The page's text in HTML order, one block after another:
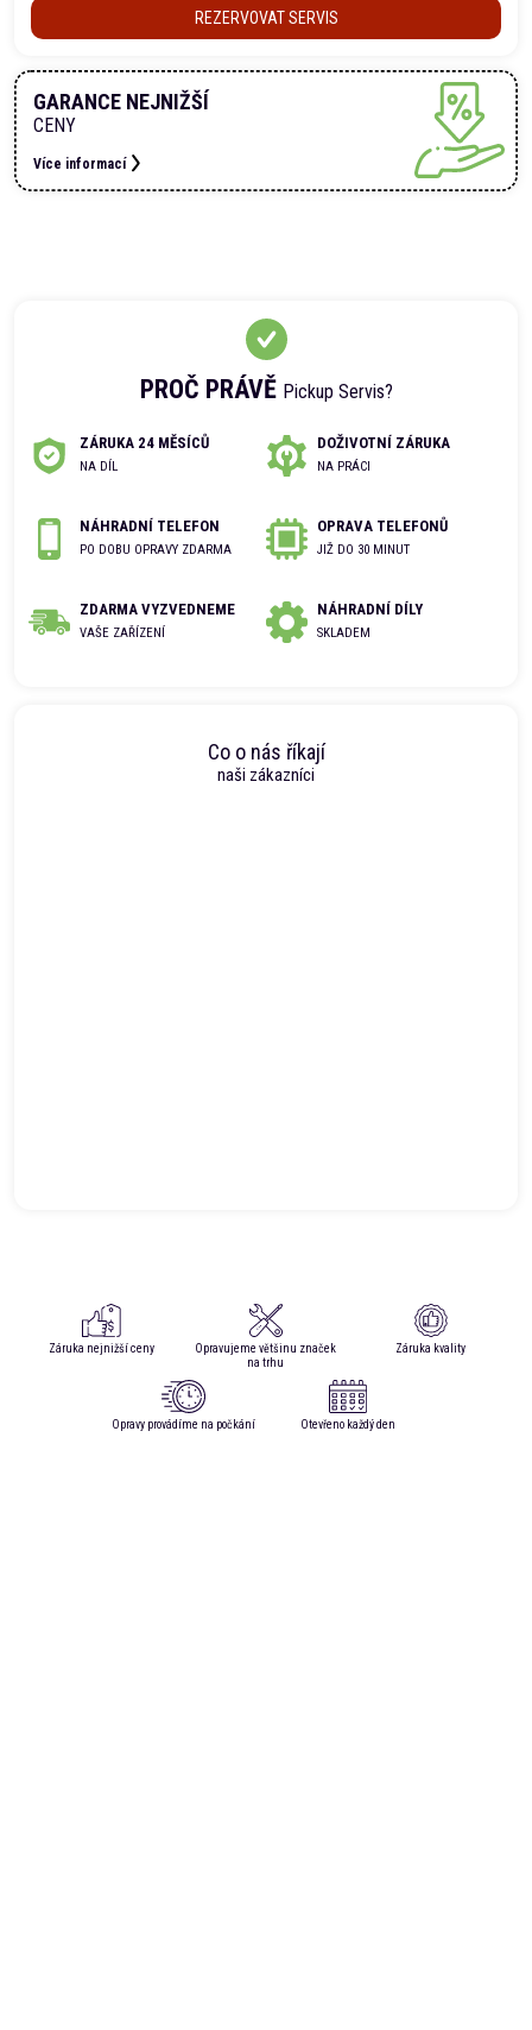
PROČ PRÁVĚ Pickup Servis?
ZÁRUKA 24 MĚSÍCŮ
NA DÍL
DOŽIVOTNÍ ZÁRUKA
NA PRÁCI
NÁHRADNÍ TELEFON
PO DOBU OPRAVY ZDARMA
OPRAVA TELEFONŮ
JIŽ DO 30 MINUT
ZDARMA VYZVEDNEME
VAŠE ZAŘÍZENÍ
NÁHRADNÍ DÍLY
SKLADEM
Co o nás říkají
naši zákazníci
REZERVOVAT SERVIS
GARANCE NEJNIŽŠÍ
CENY
Více informací
Záruka nejnižší ceny
Opravujeme většinu značek
na trhu
Záruka kvality
Opravy provádíme na počkání Otevřeno každý den